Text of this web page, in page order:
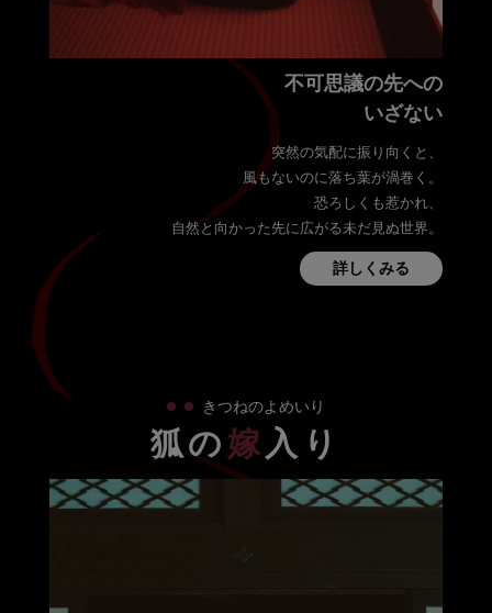
不可思議の先への
いざない
突然の気配に振り向くと、
風もないのに落ち葉が渦巻く。
恐ろしくも惹かれ、
自然と向かった先に広がる未だ見ぬ世界。
詳しくみる
・ ・ きつねのよめいり
狐の 嫁 入り